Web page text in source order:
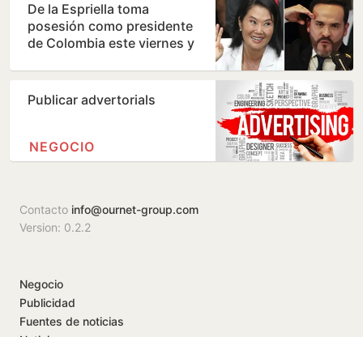
De la Espriella toma
posesión como presidente
de Colombia este viernes y
Publicar advertorials
NEGOCIO
Contacto info@ournet-group.com
Version: 0.2.2
Negocio
Publicidad
Fuentes de noticias